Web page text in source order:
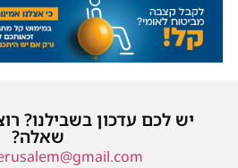
יש לכם עדכון בשבילנו?
שאלה?